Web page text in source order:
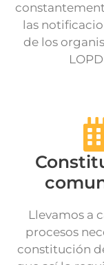
las
de los
Llevamos a
procesos
constitución